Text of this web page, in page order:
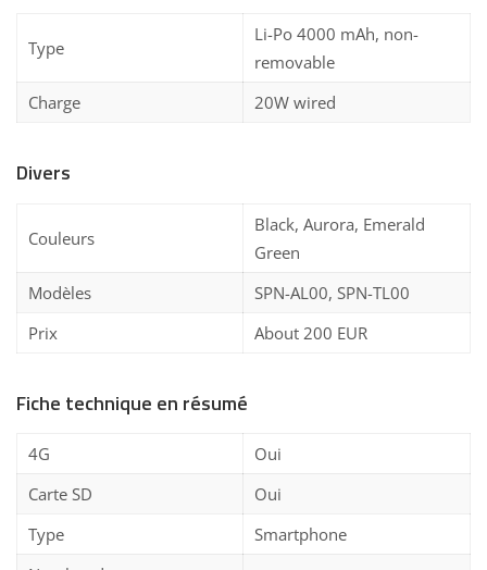
Type
Li-Po 4000 mAh, non-
removable
Charge
20W wired
Divers
Couleurs
Black, Aurora, Emerald
Green
Modèles
SPN-AL00, SPN-TL00
Prix
About 200 EUR
Fiche technique en résumé
4G
Oui
Carte SD
Oui
Type
Smartphone